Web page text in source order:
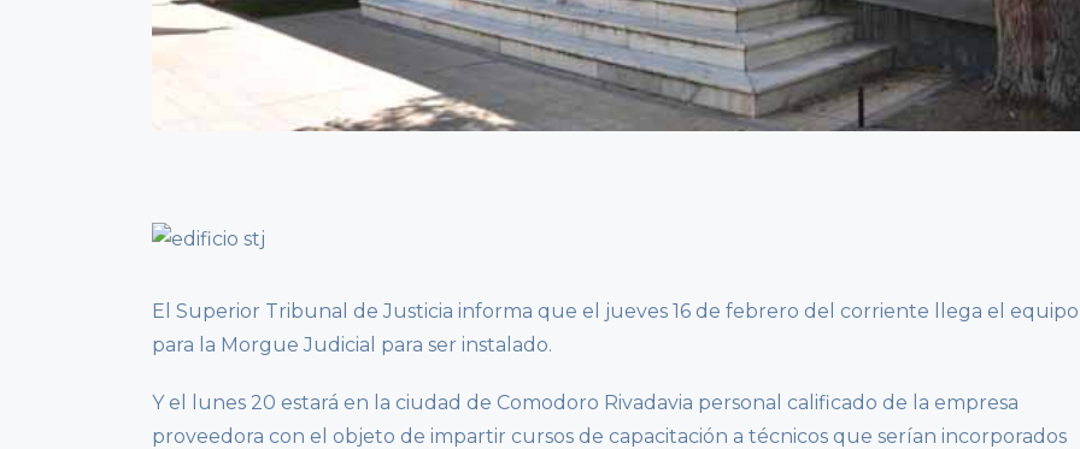
El Superior Tribunal de Justicia informa que el jueves 16 de febrero del corriente llega el equipo
para la Morgue Judicial para ser instalado.
Y el lunes 20 estará en la ciudad de Comodoro Rivadavia personal calificado de la empresa
proveedora con el objeto de impartir cursos de capacitación a técnicos que serían incorporados